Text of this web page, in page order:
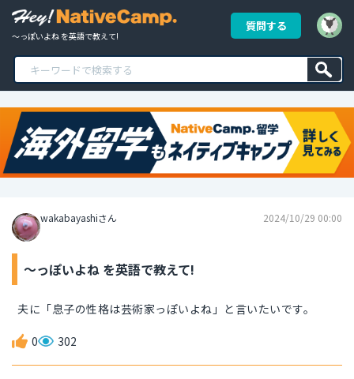
～っぽいよね を英語で教えて!
質問する
wakabayashiさん 2024/10/29 00:00
～っぽいよね を英語で教えて!
夫に「息子の性格は芸術家っぽいよね」と言いたいです。
0 302